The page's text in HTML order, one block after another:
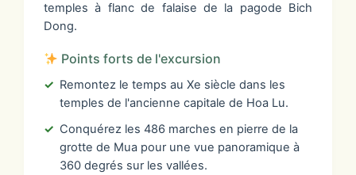
temples à flanc de falaise de la pagode Bich
Dong.
Points forts de l'excursion
Remontez le temps au Xe siècle dans les
temples de l'ancienne capitale de Hoa Lu.
Conquérez les 486 marches en pierre de la
grotte de Mua pour une vue panoramique à
360 degrés sur les vallées.